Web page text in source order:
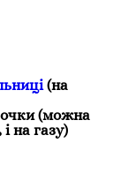
(на
(можна
і на газу)